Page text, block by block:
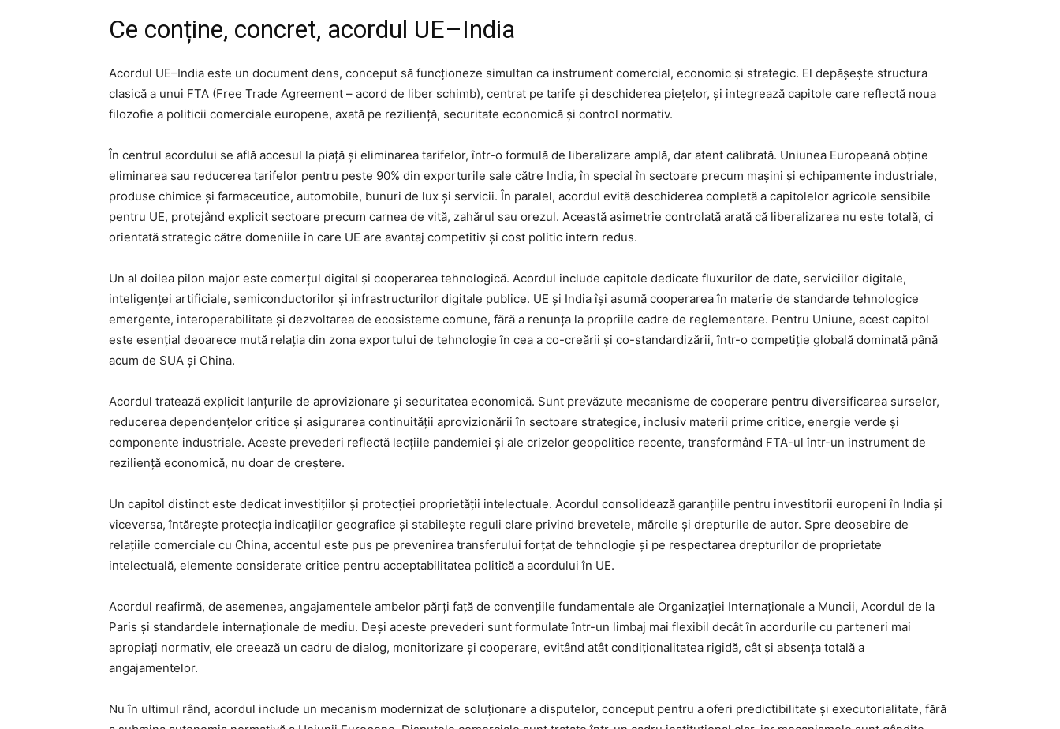
Ce conține, concret, acordul UE–India
Acordul UE–India este un document dens, conceput să funcționeze simultan ca instrument comercial, economic și strategic. El depășește structura
clasică a unui FTA (Free Trade Agreement – acord de liber schimb), centrat pe tarife și deschiderea piețelor, și integrează capitole care reflectă noua
filozofie a politicii comerciale europene, axată pe reziliență, securitate economică și control normativ.
În centrul acordului se află accesul la piață și eliminarea tarifelor, într-o formulă de liberalizare amplă, dar atent calibrată. Uniunea Europeană obține
eliminarea sau reducerea tarifelor pentru peste 90% din exporturile sale către India, în special în sectoare precum mașini și echipamente industriale,
produse chimice și farmaceutice, automobile, bunuri de lux și servicii. În paralel, acordul evită deschiderea completă a capitolelor agricole sensibile
pentru UE, protejând explicit sectoare precum carnea de vită, zahărul sau orezul. Această asimetrie controlată arată că liberalizarea nu este totală, ci
orientată strategic către domeniile în care UE are avantaj competitiv și cost politic intern redus.
Un al doilea pilon major este comerțul digital și cooperarea tehnologică. Acordul include capitole dedicate fluxurilor de date, serviciilor digitale,
inteligenței artificiale, semiconductorilor și infrastructurilor digitale publice. UE și India își asumă cooperarea în materie de standarde tehnologice
emergente, interoperabilitate și dezvoltarea de ecosisteme comune, fără a renunța la propriile cadre de reglementare. Pentru Uniune, acest capitol
este esențial deoarece mută relația din zona exportului de tehnologie în cea a co-creării și co-standardizării, într-o competiție globală dominată până
acum de SUA și China.
Acordul tratează explicit lanțurile de aprovizionare și securitatea economică. Sunt prevăzute mecanisme de cooperare pentru diversificarea surselor,
reducerea dependențelor critice și asigurarea continuității aprovizionării în sectoare strategice, inclusiv materii prime critice, energie verde și
componente industriale. Aceste prevederi reflectă lecțiile pandemiei și ale crizelor geopolitice recente, transformând FTA-ul într-un instrument de
reziliență economică, nu doar de creștere.
Un capitol distinct este dedicat investițiilor și protecției proprietății intelectuale. Acordul consolidează garanțiile pentru investitorii europeni în India și
viceversa, întărește protecția indicațiilor geografice și stabilește reguli clare privind brevetele, mărcile și drepturile de autor. Spre deosebire de
relațiile comerciale cu China, accentul este pus pe prevenirea transferului forțat de tehnologie și pe respectarea drepturilor de proprietate
intelectuală, elemente considerate critice pentru acceptabilitatea politică a acordului în UE.
Acordul reafirmă, de asemenea, angajamentele ambelor părți față de convențiile fundamentale ale Organizației Internaționale a Muncii, Acordul de la
Paris și standardele internaționale de mediu. Deși aceste prevederi sunt formulate într-un limbaj mai flexibil decât în acordurile cu parteneri mai
apropiați normativ, ele creează un cadru de dialog, monitorizare și cooperare, evitând atât condiționalitatea rigidă, cât și absența totală a
angajamentelor.
Nu în ultimul rând, acordul include un mecanism modernizat de soluționare a disputelor, conceput pentru a oferi predictibilitate și executorialitate, fără